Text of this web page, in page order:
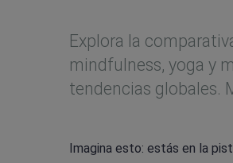
Explora la
mindfulness, yoga y
tendencias globales.
Imagina esto: estás en la